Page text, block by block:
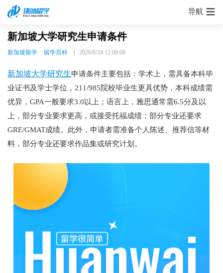
导航
新加坡大学研究生申请条件
新加坡留学 留学百科 2026/6/24 12:00:08
新加坡大学研究生申请条件主要包括：学术上，需具备本科毕
业证书及学士学位，211/985院校毕业生更具优势，本科成绩需
优异，GPA一般要求3.0以上；语言上，雅思通常需6.5分及以
上，部分专业要求更高，或接受托福成绩；部分专业还要求
GRE/GMAT成绩。此外，申请者需准备个人陈述、推荐信等材
料，部分专业还要求作品集或研究计划。